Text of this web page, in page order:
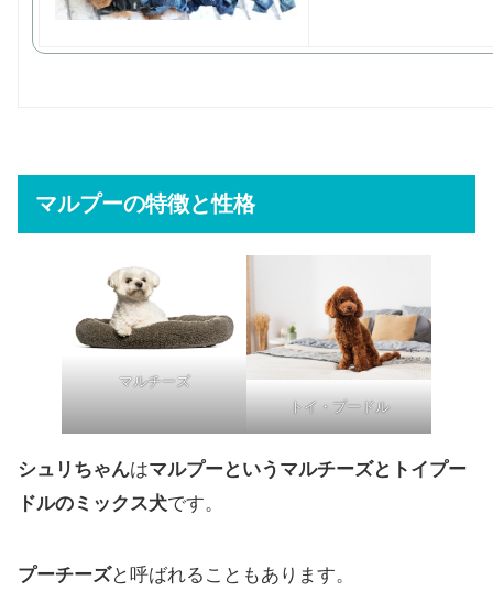
マルプーの特徴と性格
マルチーズ
トイ・プードル
シュリちゃんはマルプーというマルチーズとトイプー
ドルのミックス犬です。
プーチーズと呼ばれることもあります。